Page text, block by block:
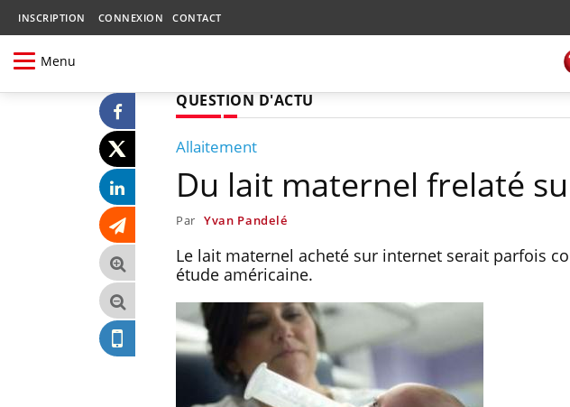
INSCRIPTION CONNEXION CONTACT
Menu
QUESTION D'ACTU
Allaitement
Du lait maternel frelaté
Par Yvan Pandelé
Le lait maternel acheté sur internet serait parfois
étude américaine.